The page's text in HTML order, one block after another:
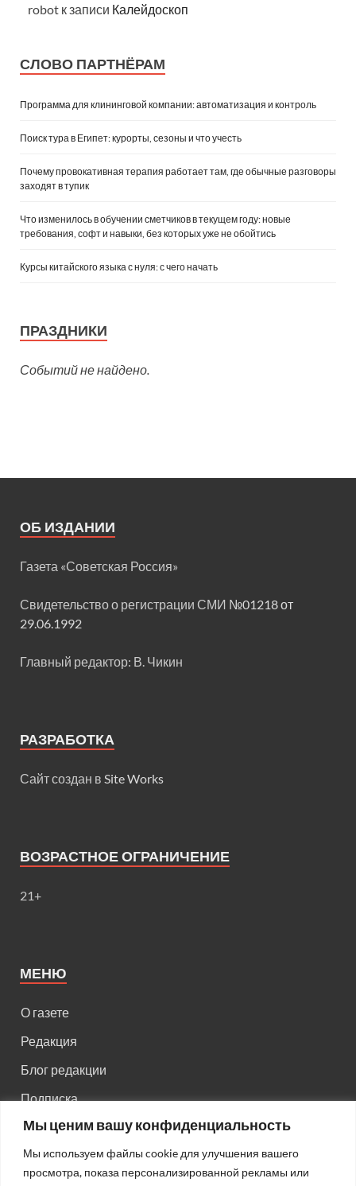
Мы ценим вашу конфиденциальность
Мы используем файлы cookie для улучшения вашего
просмотра, показа персонализированной рекламы или
robot к записи Калейдоскоп
СЛОВО ПАРТНЁРАМ
Программа для клининговой компании: автоматизация и контроль
Поиск тура в Египет: курорты, сезоны и что учесть
Почему провокативная терапия работает там, где обычные разговоры
заходят в тупик
Что изменилось в обучении сметчиков в текущем году: новые
требования, софт и навыки, без которых уже не обойтись
Курсы китайского языка с нуля: с чего начать
ПРАЗДНИКИ
Событий не найдено.
ОБ ИЗДАНИИ
Газета «Советская Россия»
Свидетельство о регистрации СМИ №01218 от
29.06.1992
Главный редактор: В. Чикин
РАЗРАБОТКА
Сайт создан в Site Works
ВОЗРАСТНОЕ ОГРАНИЧЕНИЕ
21+
МЕНЮ
О газете
Редакция
Блог редакции
Подписка
Правила поведения на сайте
Реклама